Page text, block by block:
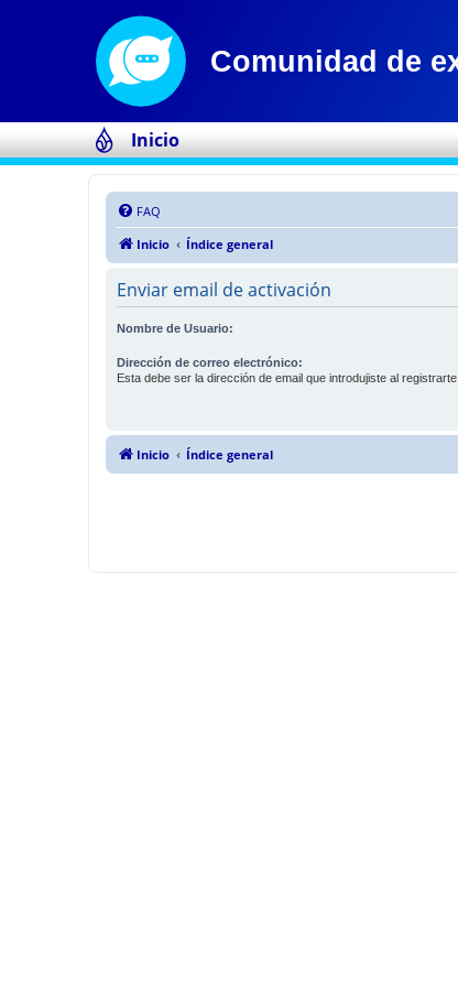
Inicio
FAQ
Inicio
Índice general
Enviar email de activación
Nombre de Usuario:
Dirección de correo electrónico:
Esta debe ser la dirección de email que introdujiste al registrarte.
Inicio Índice general